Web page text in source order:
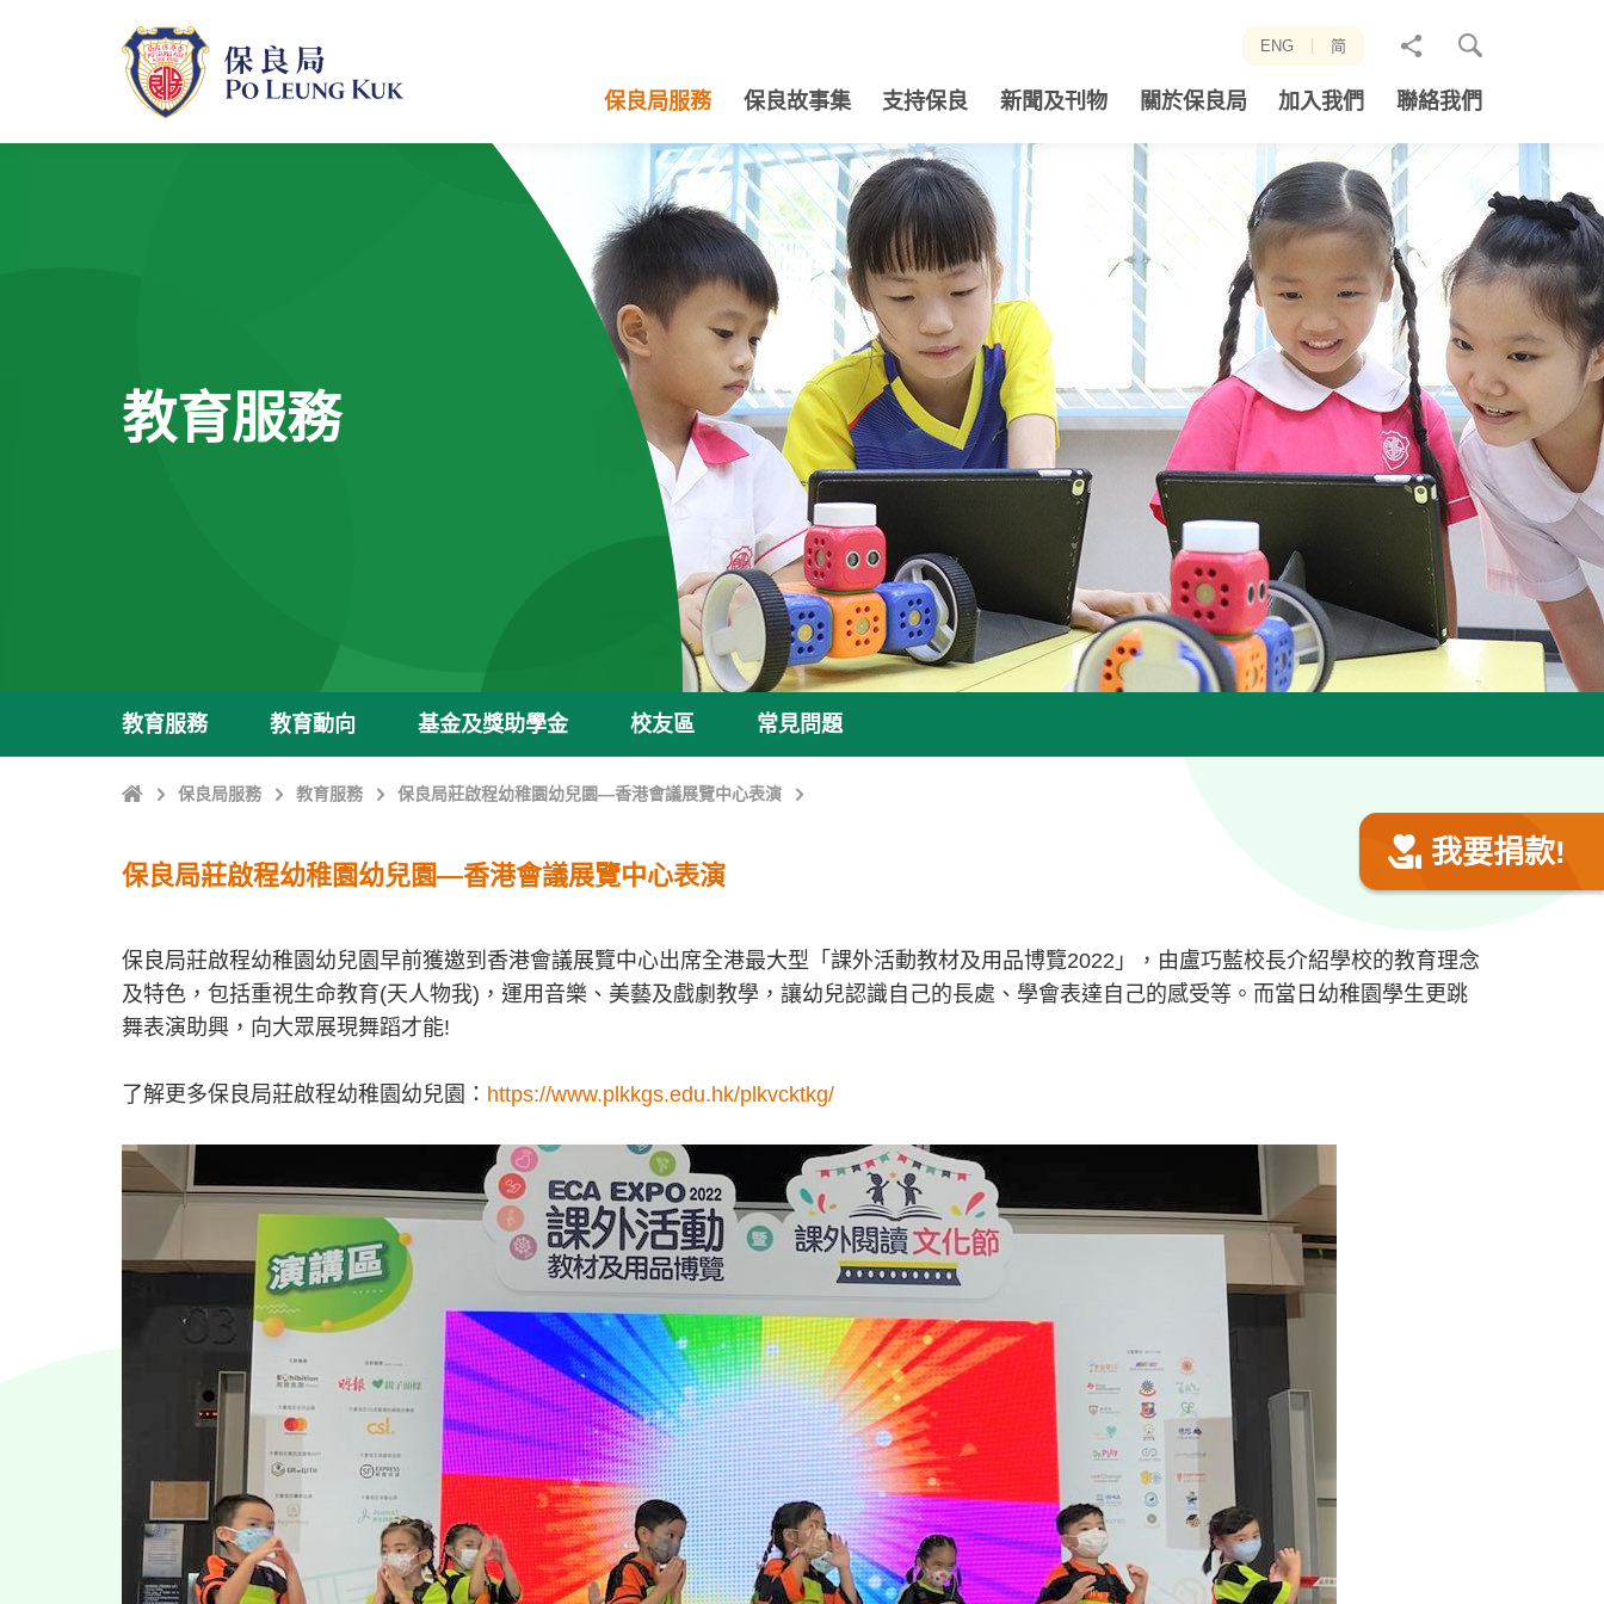
ENG 简
分
至
保良局服務 保良故事集 支持保良 新聞及刊物 關於保良局 加入我們 聯絡我們
教育服務
教育服務 教育動向 基金及獎助學金 校友區 常見問題
主
保良局服務 教育服務 保良局莊啟程幼稚園幼兒園—香港會議展覽中心表演
我要捐款!
保良局莊啟程幼稚園幼兒園—香港會議展覽中心表演
保良局莊啟程幼稚園幼兒園早前獲邀到香港會議展覽中心出席全港最大型「課外活動教材及用品博覽2022」，由盧巧藍校長介紹學校的教育理念
及特色，包括重視生命教育(天人物我)，運用音樂、美藝及戲劇教學，讓幼兒認識自己的長處、學會表達自己的感受等。而當日幼稚園學生更跳
舞表演助興，向大眾展現舞蹈才能!
了解更多保良局莊啟程幼稚園幼兒園： https://www.plkkgs.edu.hk/plkvcktkg/